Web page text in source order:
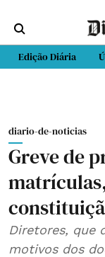
Edição Diária
diario-de-noticias
Greve de
Diretores, que
motivos dos